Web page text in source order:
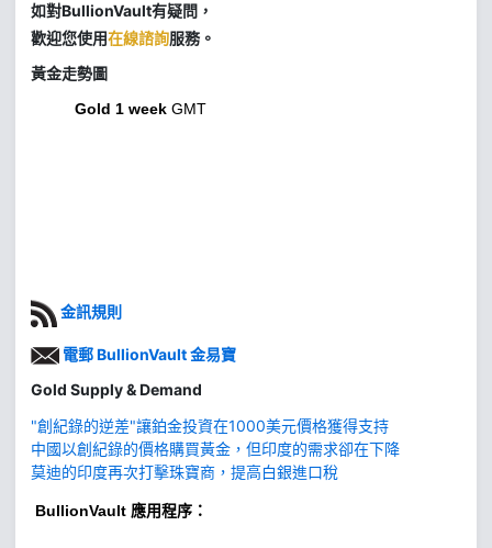
如對BullionVault有疑問，
歡迎您使用在線諮詢服務。
黃金走勢圖
Gold 1 week GMT
金訊規則
電郵 BullionVault 金易寶
Gold Supply & Demand
"創紀錄的逆差"讓鉑金投資在1000美元價格獲得支持
中國以創紀錄的價格購買黃金，但印度的需求卻在下降
莫迪的印度再次打擊珠寶商，提高白銀進口稅
BullionVault 應用程序：